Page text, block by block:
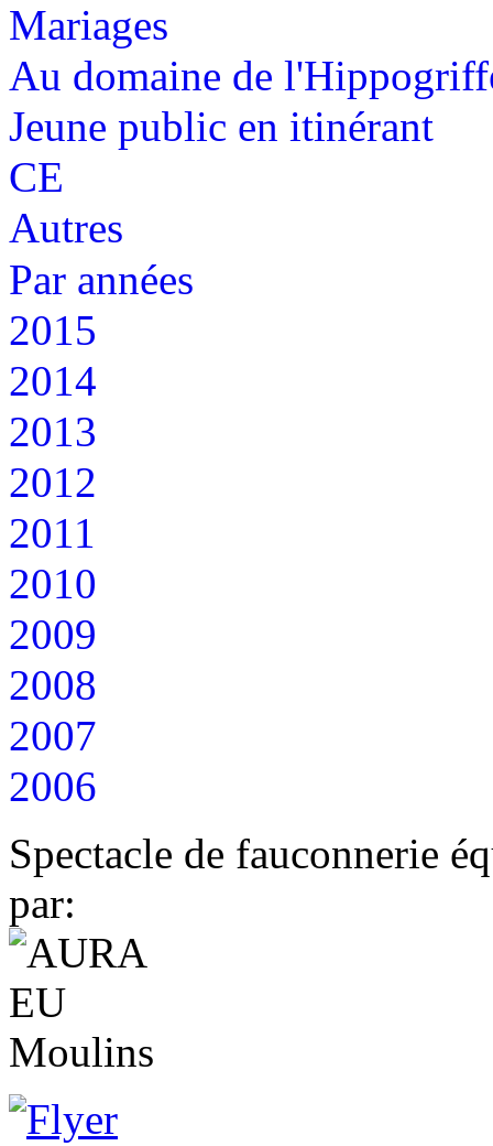
Mariages
Au domaine de
Jeune public en itinérant
CE
Autres
Par années
2015
2014
2013
2012
2011
2010
2009
2008
2007
2006
Spectacle de fauconnerie
par: